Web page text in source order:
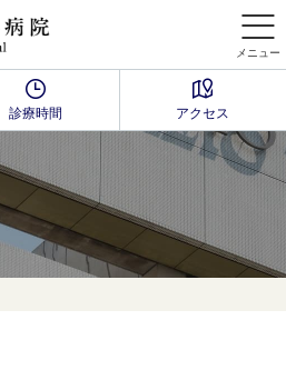
メニュー
診療時間 アクセス